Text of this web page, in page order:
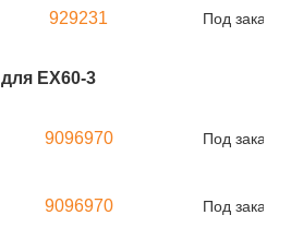
929231 Под заказ
для EX60-3
9096970 Под заказ
9096970 Под заказ